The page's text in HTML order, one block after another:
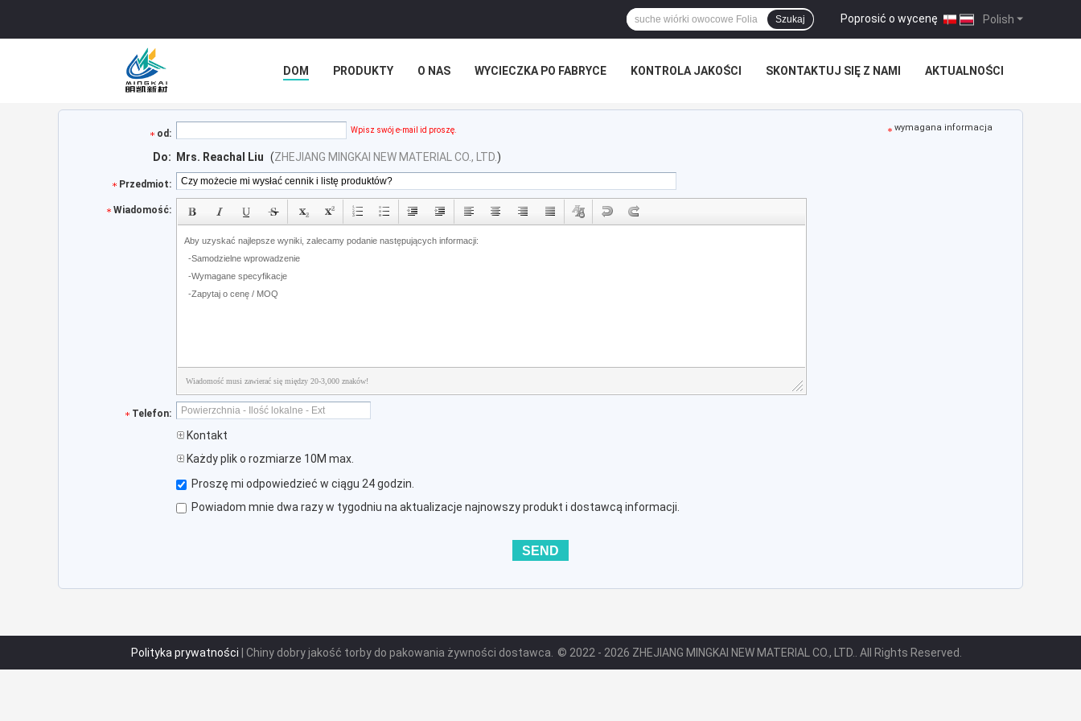
Polish
Poprosić o wycenę |
Szukaj
DOM PRODUKTY O NAS WYCIECZKA PO FABRYCE KONTROLA JAKOŚCI SKONTAKTUJ SIĘ Z NAMI AKTUALNOŚCI
WSZYSTKIE PRZYPADKI
od: Wpisz swój e-mail id proszę. wymagana informacja
Do: Mrs. Reachal Liu (ZHEJIANG MINGKAI NEW MATERIAL CO., LTD.)
Przedmiot:
Wiadomość:
Wiadomość musi zawierać się między 20-3,000 znaków!
Telefon:
Kontakt
Każdy plik o rozmiarze 10M max.
Proszę mi odpowiedzieć w ciągu 24 godzin.
Powiadom mnie dwa razy w tygodniu na aktualizacje najnowszy produkt i dostawcą informacji.
Polityka prywatności | Chiny dobry jakość torby do pakowania żywności dostawca. © 2022 - 2026 ZHEJIANG MINGKAI NEW MATERIAL CO., LTD.. All Rights Reserved.